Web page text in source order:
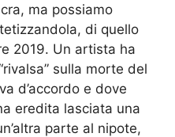
ma possiamo
di quello
2019. Un artista ha
sulla morte del
d’accordo e dove
eredita lasciata una
parte al nipote,